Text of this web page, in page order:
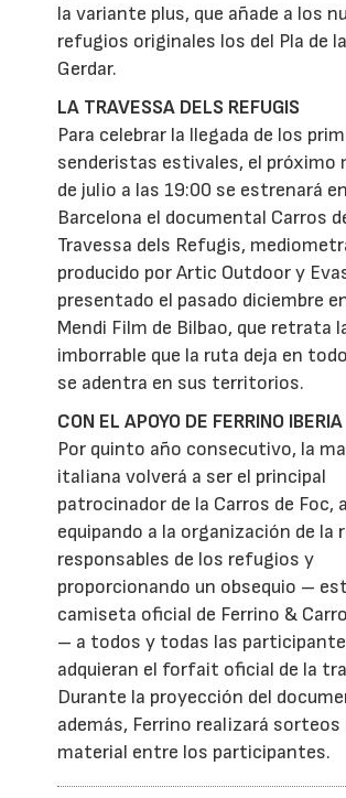
la variante plus, que añade a los
refugios originales los del Pla de
Gerdar.
LA TRAVESSA DELS REFUGIS
Para celebrar la llegada de los
senderistas estivales, el próximo
de julio a las 19:00 se estrenará
Barcelona el documental Carros
Travessa dels Refugis,
producido por Artic Outdoor y
presentado el pasado diciembre
Mendi Film de Bilbao, que retrata
imborrable que la ruta deja en
se adentra en sus territorios.
CON EL APOYO DE FERRINO IBERIA
Por quinto año consecutivo, la
italiana volverá a ser el principal
patrocinador de la Carros de Foc,
equipando a la organización de la
responsables de los refugios y
proporcionando un obsequio –
camiseta oficial de Ferrino &
– a todos y todas las
adquieran el forfait oficial de la
Durante la proyección del
además, Ferrino realizará sorteos
material entre los participantes.